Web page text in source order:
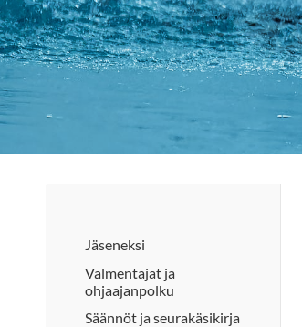
Jäseneksi
Valmentajat ja
ohjaajanpolku
Säännöt ja seurakäsikirja